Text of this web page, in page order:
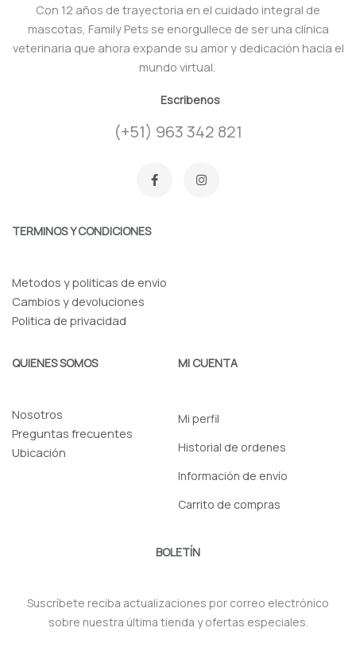
Con 12 años de trayectoria en el cuidado integral de
mascotas, Family Pets se enorgullece de ser una clínica
veterinaria que ahora expande su amor y dedicación hacia el
mundo virtual.
Escribenos
(+51) 963 342 821
a
c
n
TERMINOS Y CONDICIONES
Metodos y politicas de envio
Cambios y devoluciones
Politica de privacidad
QUIENES SOMOS
Nosotros
Preguntas frecuentes
Ubicación
MI CUENTA
Mi perfil
Historial de ordenes
Información de envío
Carrito de compras
BOLETÍN
Suscríbete reciba actualizaciones por correo electrónico
sobre nuestra última tienda y ofertas especiales.